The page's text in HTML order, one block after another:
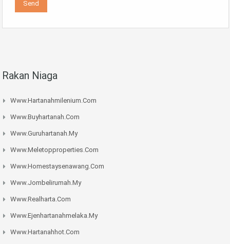
Rakan Niaga
Www.hartanahmilenium.com
Www.buyhartanah.com
Www.guruhartanah.my
Www.meletopproperties.com
Www.homestaysenawang.com
Www.jombelirumah.my
Www.realharta.com
Www.ejenhartanahmelaka.my
Www.hartanahhot.com